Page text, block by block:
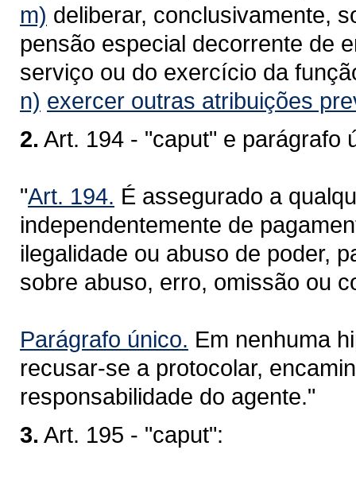
m) deliberar, conclusivamente,
pensão especial decorrente de
serviço ou do exercício da
n) exercer outras atribuições
2. Art. 194 - "caput" e parágrafo
"Art. 194. É assegurado a
independentemente de
ilegalidade ou abuso de poder,
sobre abuso, erro, omissão ou
Parágrafo único. Em nenhuma
recusar-se a protocolar,
responsabilidade do agente."
3. Art. 195 - "caput":